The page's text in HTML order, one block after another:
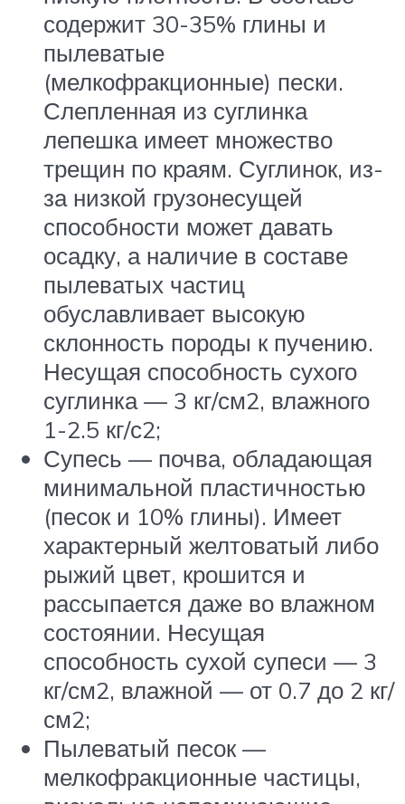
содержит 30-35% глины и
пылеватые
(мелкофракционные) пески.
Слепленная из суглинка
лепешка имеет множество
трещин по краям. Суглинок, из-
за низкой грузонесущей
способности может давать
осадку, а наличие в составе
пылеватых частиц
обуславливает высокую
склонность породы к пучению.
Несущая способность сухого
суглинка — 3 кг/см2, влажного
1-2.5 кг/с2;
Супесь — почва, обладающая
минимальной пластичностью
(песок и 10% глины). Имеет
характерный желтоватый либо
рыжий цвет, крошится и
рассыпается даже во влажном
состоянии. Несущая
способность сухой супеси — 3
кг/см2, влажной — от 0.7 до 2 кг/
см2;
Пылеватый песок —
мелкофракционные частицы,